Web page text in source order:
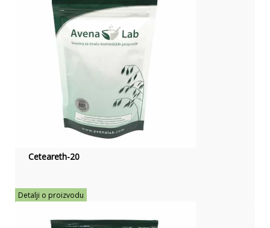
Ceteareth-20
Detalji o proizvodu